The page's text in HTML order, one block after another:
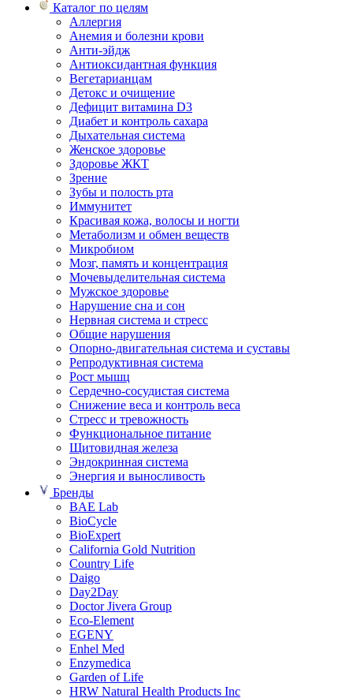
Каталог по целям
Аллергия
Анемия и болезни крови
Анти-эйдж
Антиоксидантная функция
Вегетарианцам
Детокс и очищение
Дефицит витамина D3
Диабет и контроль сахара
Дыхательная система
Женское здоровье
Здоровье ЖКТ
Зрение
Зубы и полость рта
Иммунитет
Красивая кожа, волосы и ногти
Метаболизм и обмен веществ
Микробиом
Мозг, память и концентрация
Мочевыделительная система
Мужское здоровье
Нарушение сна и сон
Нервная система и стресс
Общие нарушения
Опорно-двигательная система и суставы
Репродуктивная система
Рост мышц
Сердечно-сосудистая система
Снижение веса и контроль веса
Стресс и тревожность
Функциональное питание
Щитовидная железа
Эндокринная система
Энергия и выносливость
Бренды
BAE Lab
BioCycle
BioExpert
California Gold Nutrition
Country Life
Daigo
Day2Day
Doctor Jivera Group
Eco-Element
EGENY
Enhel Med
Enzymedica
Garden of Life
HRW Natural Health Products Inc